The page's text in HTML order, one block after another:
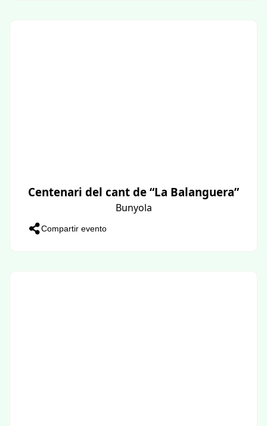
Centenari del cant de “La Balanguera”
Bunyola
Compartir evento